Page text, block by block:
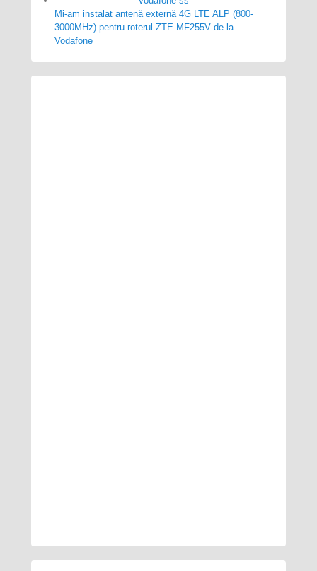
Mi-am instalat antenă externă 4G LTE ALP (800-
3000MHz) pentru roterul ZTE MF255V de la
Vodafone